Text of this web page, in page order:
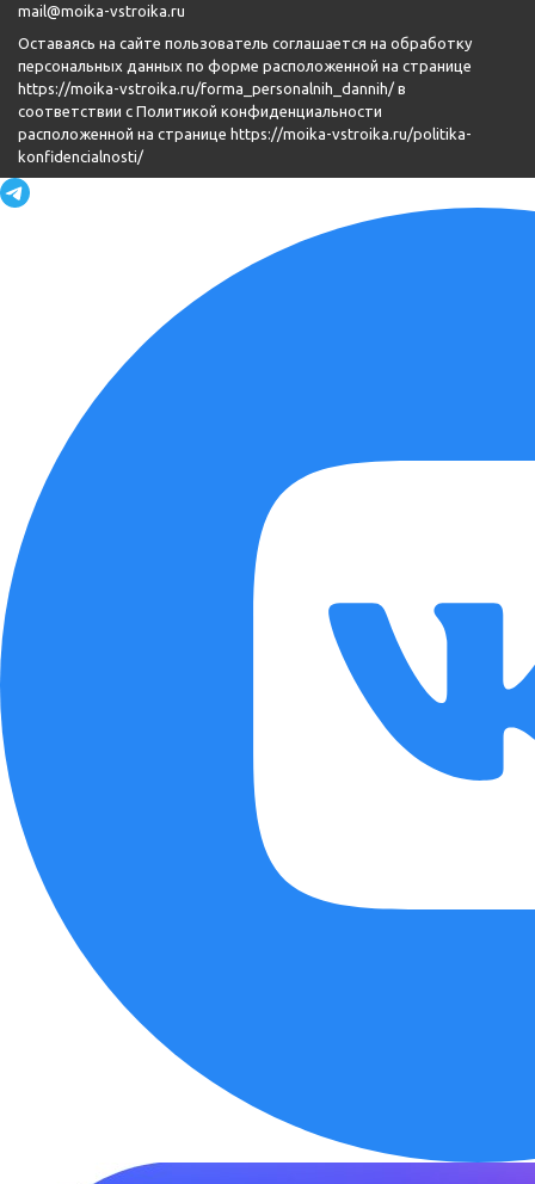
mail@moika-vstroika.ru
Оставаясь на сайте пользователь соглашается на обработку
персональных данных по форме расположенной на странице
https://moika-vstroika.ru/forma_personalnih_dannih/ в
соответствии с Политикой конфиденциальности
расположенной на странице https://moika-vstroika.ru/politika-
konfidencialnosti/